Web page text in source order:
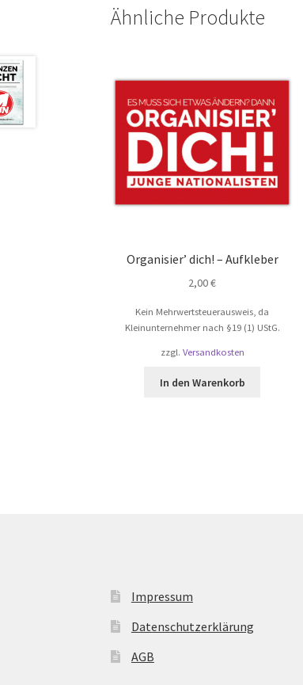
Ähnliche Produkte
Organisier’ dich! – Aufkleber
2,00€
Kein Mehrwertsteuerausweis, da
Kleinunternehmer nach §19 (1) UStG.
zzgl. Versandkosten
In den Warenkorb
Impressum
Datenschutzerklärung
AGB